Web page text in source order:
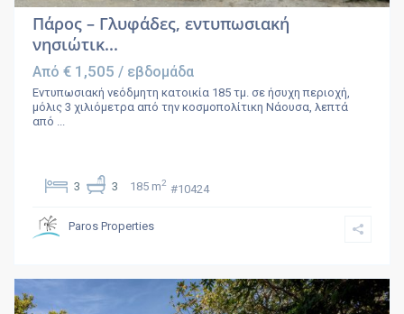
Πάρος – Γλυφάδες, εντυπωσιακή
νησιώτικ...
Από € 1,505 / εβδομάδα
Εντυπωσιακή νεόδμητη κατοικία 185 τμ. σε ήσυχη περιοχή,
μόλις 3 χιλιόμετρα από την κοσμοπολίτικη Νάουσα, λεπτά
από
3 3 185 m2 #10424
Paros Properties